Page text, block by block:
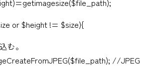
or $height != $size){
む。
//JPEG